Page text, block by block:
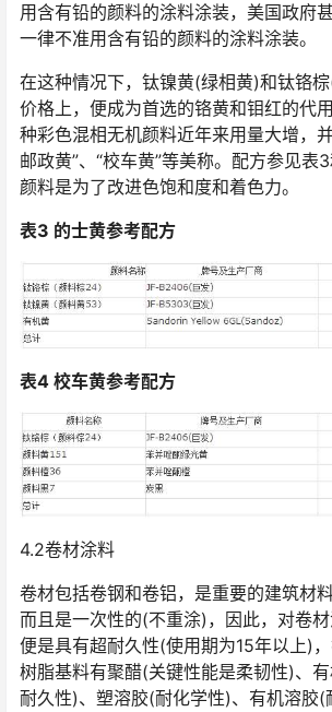
用含有铅的颜料的涂料涂装，美国政府
一律不准用含有铅的颜料的涂料涂装。
在这种情况下，钛镍黄(绿相黄)和钛铬
价格上，便成为首选的铬黄和钼红的代
种彩色混相无机颜料近年来用量大增，并
邮政黄”、“校车黄”等美称。配方参见表
颜料是为了改进色饱和度和着色力。
表3 的士黄参考配方
表4 校车黄参考配方
4.2卷材涂料
卷材包括卷钢和卷铝，是重要的建筑材
而且是一次性的(不重涂)，因此，对卷材
便是具有超耐久性(使用期为15年以上)
树脂基料有聚醋(关键性能是柔韧性)、
耐久性)、塑溶胶(耐化学性)、有机溶胶(